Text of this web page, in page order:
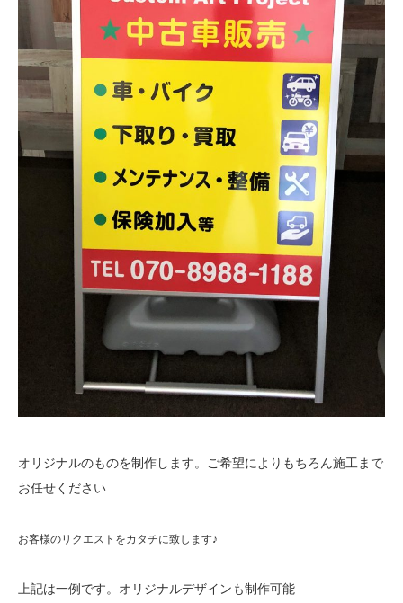
オリジナルのものを制作します。ご希望によりもちろん施工まで
お任せください
お客様のリクエストをカタチに致します♪
上記は一例です。オリジナルデザインも制作可能